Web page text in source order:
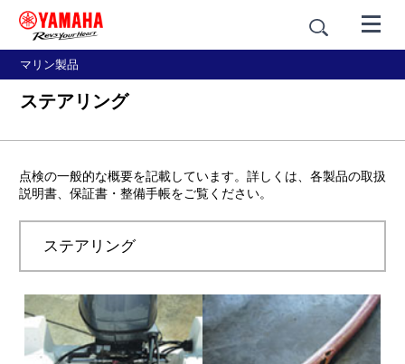
マリン製品
ステアリング
点検の一般的な概要を記載しています。詳しくは、各製品の取扱
説明書、保証書・整備手帳をご覧ください。
ステアリング